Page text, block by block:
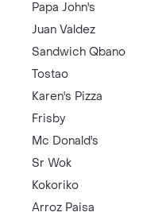
Papa John's
Juan Valdez
Sandwich Qbano
Tostao
Karen's Pizza
Frisby
Mc Donald's
Sr Wok
Kokoriko
Arroz Paisa